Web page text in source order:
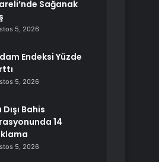
Sağanak
5, 2026
Endeksi Yüzde
5, 2026
Bahis
14
5, 2026